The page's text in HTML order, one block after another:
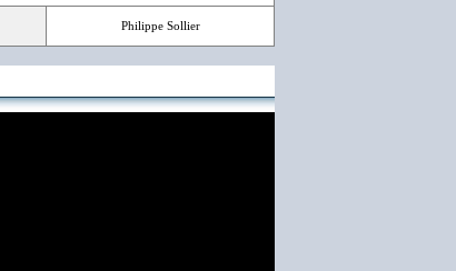
Philippe Sollier